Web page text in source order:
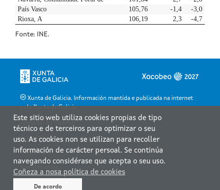
Xunta de Galicia. Información mantida e publicada na internet
pola Xunta de Galicia
Accesibilidade
Aviso legal
Atendémolo/a
Este sitio web utiliza cookies propias de tipo
técnico e de terceiros para optimizar o seu
uso. As cookies non se utilizan para recoller
información de carácter persoal. Se continúa
navegando considérase que acepta o seu uso.
Coñeza a nosa política de cookies
De acordo